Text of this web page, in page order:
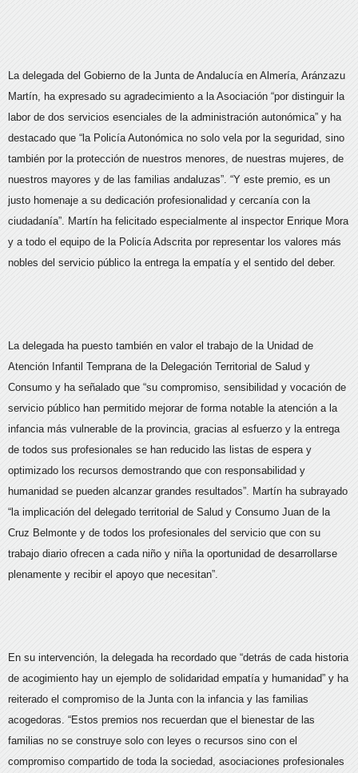
La delegada del Gobierno de la Junta de Andalucía en Almería, Aránzazu
Martín, ha expresado su agradecimiento a la Asociación “por distinguir la
labor de dos servicios esenciales de la administración autonómica” y ha
destacado que “la Policía Autonómica no solo vela por la seguridad, sino
también por la protección de nuestros menores, de nuestras mujeres, de
nuestros mayores y de las familias andaluzas”. “Y este premio, es un
justo homenaje a su dedicación profesionalidad y cercanía con la
ciudadanía”. Martín ha felicitado especialmente al inspector Enrique Mora
y a todo el equipo de la Policía Adscrita por representar los valores más
nobles del servicio público la entrega la empatía y el sentido del deber.
La delegada ha puesto también en valor el trabajo de la Unidad de
Atención Infantil Temprana de la Delegación Territorial de Salud y
Consumo y ha señalado que “su compromiso, sensibilidad y vocación de
servicio público han permitido mejorar de forma notable la atención a la
infancia más vulnerable de la provincia, gracias al esfuerzo y la entrega
de todos sus profesionales se han reducido las listas de espera y
optimizado los recursos demostrando que con responsabilidad y
humanidad se pueden alcanzar grandes resultados”. Martín ha subrayado
“la implicación del delegado territorial de Salud y Consumo Juan de la
Cruz Belmonte y de todos los profesionales del servicio que con su
trabajo diario ofrecen a cada niño y niña la oportunidad de desarrollarse
plenamente y recibir el apoyo que necesitan”.
En su intervención, la delegada ha recordado que “detrás de cada historia
de acogimiento hay un ejemplo de solidaridad empatía y humanidad” y ha
reiterado el compromiso de la Junta con la infancia y las familias
acogedoras. “Estos premios nos recuerdan que el bienestar de las
familias no se construye solo con leyes o recursos sino con el
compromiso compartido de toda la sociedad, asociaciones profesionales